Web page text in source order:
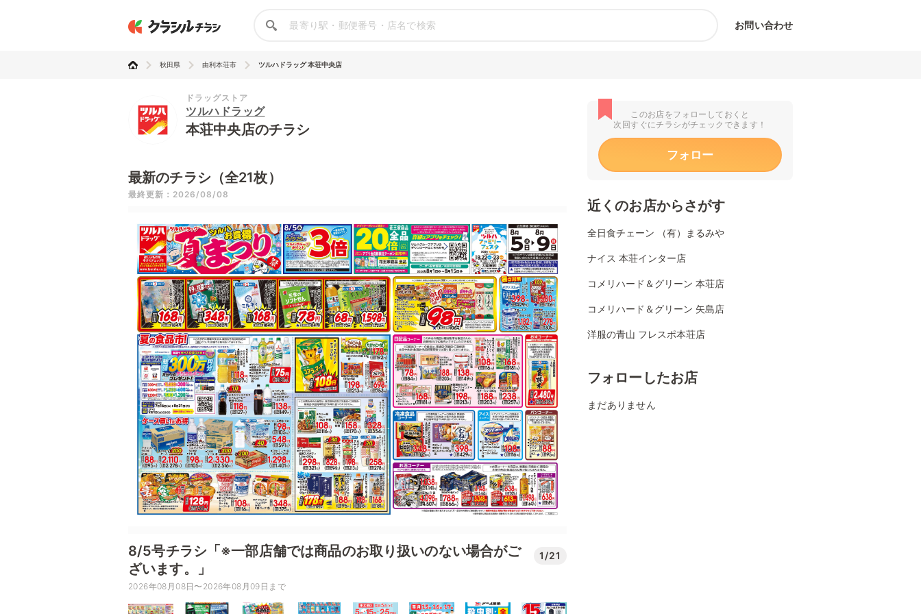
お問い合わせ
秋田県 由利本荘市 ツルハドラッグ 本荘中央店
ドラッグストア
ツルハドラッグ
本荘中央店のチラシ
最新のチラシ（全21枚）
最終更新：2026/08/08
8/5号チラシ「※一部店舗では商品のお取り扱いのない場合がご
ざいます。」
1/21
2026年08月08日〜2026年08月09日まで
このお店をフォローしておくと
次回すぐにチラシがチェックできます！
フォロー
近くのお店からさがす
全日食チェーン （有）まるみや
ナイス 本荘インター店
コメリハード＆グリーン 本荘店
コメリハード＆グリーン 矢島店
洋服の青山 フレスポ本荘店
フォローしたお店
まだありません